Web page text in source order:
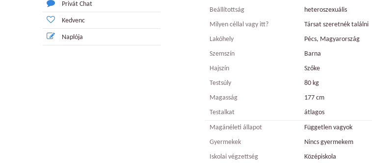
Privát Chat
Kedvenc
Naplója
Beállítottság
heteroszexuális
Milyen céllal vagy itt?
Társat szeretnék találni
Lakóhely
Pécs, Magyarország
Szemszín
Barna
Hajszín
Szőke
Testsúly
80 kg
Magasság
177 cm
Testalkat
átlagos
Magánéleti állapot
Független vagyok
Gyermekek
Nincs gyermekem
Iskolai végzettség
Középiskola